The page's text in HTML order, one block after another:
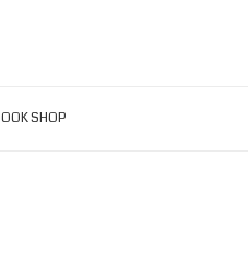
SHOP